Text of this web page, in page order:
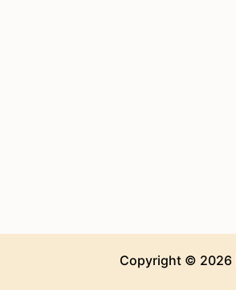
Copyright © 2026 |